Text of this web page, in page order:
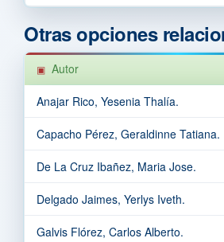
Otras opciones
Autor
Anajar Rico, Yesenia Thalía.
Capacho Pérez, Geraldinne Tatiana.
De La Cruz Ibañez, Maria Jose.
Delgado Jaimes, Yerlys Iveth.
Galvis Flórez, Carlos Alberto.